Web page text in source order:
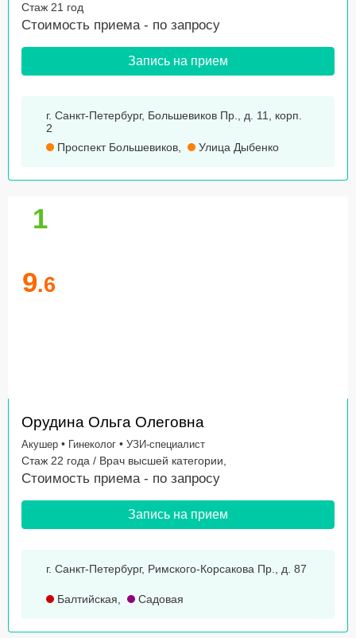
Стаж 21 год
Стоимость приема - по запросу
Запись на прием
г. Санкт-Петербург, Большевиков Пр., д. 11, корп.
2
Проспект Большевиков, Улица Дыбенко
1
9.6
Орудина Ольга Олеговна
Акушер • Гинеколог • УЗИ-специалист
Стаж 22 года / Врач высшей категории,
Стоимость приема - по запросу
Запись на прием
г. Санкт-Петербург, Римского-Корсакова Пр., д. 87
Балтийская, Садовая